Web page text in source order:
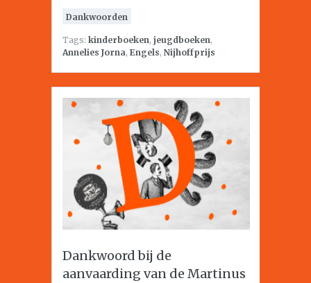
Dankwoorden
Tags: kinderboeken, jeugdboeken,
Annelies Jorna, Engels, Nijhoffprijs
Dankwoord bij de
aanvaarding van de Martinus